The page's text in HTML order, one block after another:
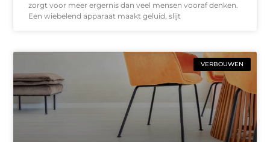
zorgt voor meer ergernis dan veel mensen vooraf denken.
Een wiebelend apparaat maakt geluid, slijt
VERBOUWEN